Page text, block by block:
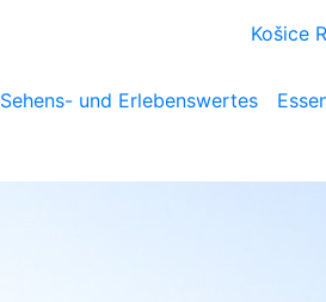
Košice
Sehens- und Erlebenswertes